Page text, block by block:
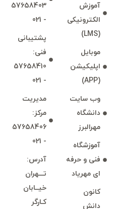
آموزش
الكترونیكی
(LMS)
موبايل
اپليكيشن
(APP)
وب سايت
دانشگاه
مهرالبرز
آموزشگاه
فنی و حرفه
ای مهرياد
كانون
دانش
57658403
- 021
پشتيبانی
فنی:
57658410
- 021
مديريت
مركز:
57658406
- 021
آدرس:
تـــهران
خيــابان
كـارگر